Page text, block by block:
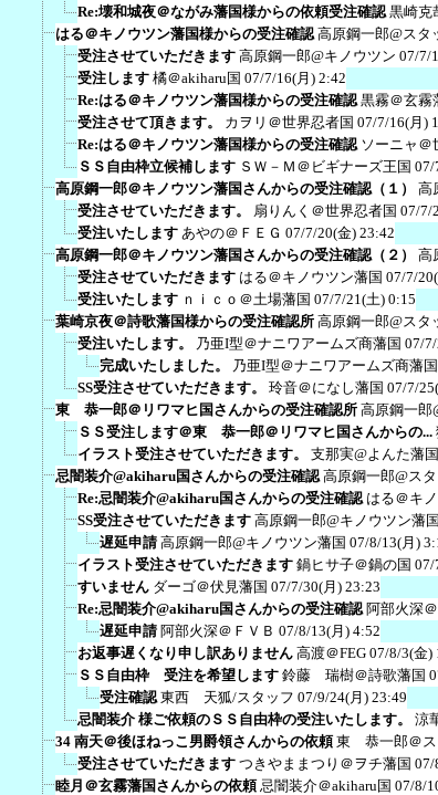
Re:壊和城夜＠ながみ藩国様からの依頼受注確認 黒崎克
はる＠キノウツン藩国様からの受注確認 高原鋼一郎@スタ
受注させていただきます 高原鋼一郎@キノウツン 07/7/
受注します 橘＠akiharu国 07/7/16(月) 2:42
Re:はる＠キノウツン藩国様からの受注確認 黒霧＠玄霧
受注させて頂きます。
カヲリ＠世界忍者国 07/7/16(月)
Re:はる＠キノウツン藩国様からの受注確認 ソーニャ＠
ＳＳ自由枠立候補します ＳＷ－Ｍ＠ビギナーズ王国 07/
高原鋼一郎＠キノウツン藩国さんからの受注確認（１）
高
受注させていただきます。
扇りんく＠世界忍者国 07/7/
受注いたします あやの＠ＦＥＧ 07/7/20(金) 23:42
高原鋼一郎＠キノウツン藩国さんからの受注確認（２）
高
受注させていただきます はる＠キノウツン藩国 07/7/
受注いたします ｎｉｃｏ＠土場藩国 07/7/21(土) 0:15
葉崎京夜＠詩歌藩国様からの受注確認所 高原鋼一郎@スタ
受注いたします。
乃亜I型＠ナニワアームズ商藩国 07/
完成いたしました。
乃亜I型＠ナニワアームズ商藩国
SS受注させていただきます。
玲音＠になし藩国 07/7/
東 恭一郎＠リワマヒ国さんからの受注確認所 高原鋼一郎
ＳＳ受注します＠東 恭一郎＠リワマヒ国さんからの...
イラスト受注させていただきます。
支那実@よんた藩国
忌闇装介@akiharu国さんからの受注確認 高原鋼一郎@ス
Re:忌闇装介@akiharu国さんからの受注確認 はる＠キ
SS受注させていただきます 高原鋼一郎@キノウツン藩国
遅延申請 高原鋼一郎@キノウツン藩国 07/8/13(月)
イラスト受注させていただきます 鍋ヒサ子＠鍋の国 07/
すいません ダーゴ＠伏見藩国 07/7/30(月) 23:23
Re:忌闇装介@akiharu国さんからの受注確認 阿部火深
遅延申請 阿部火深＠ＦＶＢ 07/8/13(月) 4:52
お返事遅くなり申し訳ありません 高渡＠FEG 07/8/3(金)
ＳＳ自由枠 受注を希望します 鈴藤 瑞樹＠詩歌藩国
受注確認 東西 天狐/スタッフ 07/9/24(月) 23:49
忌闇装介 様ご依頼のＳＳ自由枠の受注いたします。
涼
34 南天＠後ほねっこ男爵領さんからの依頼 東 恭一郎＠ス
受注させていただきます つきやままつり＠ヲチ藩国 07/
睦月＠玄霧藩国さんからの依頼 忌闇装介＠akiharu国 07/8/